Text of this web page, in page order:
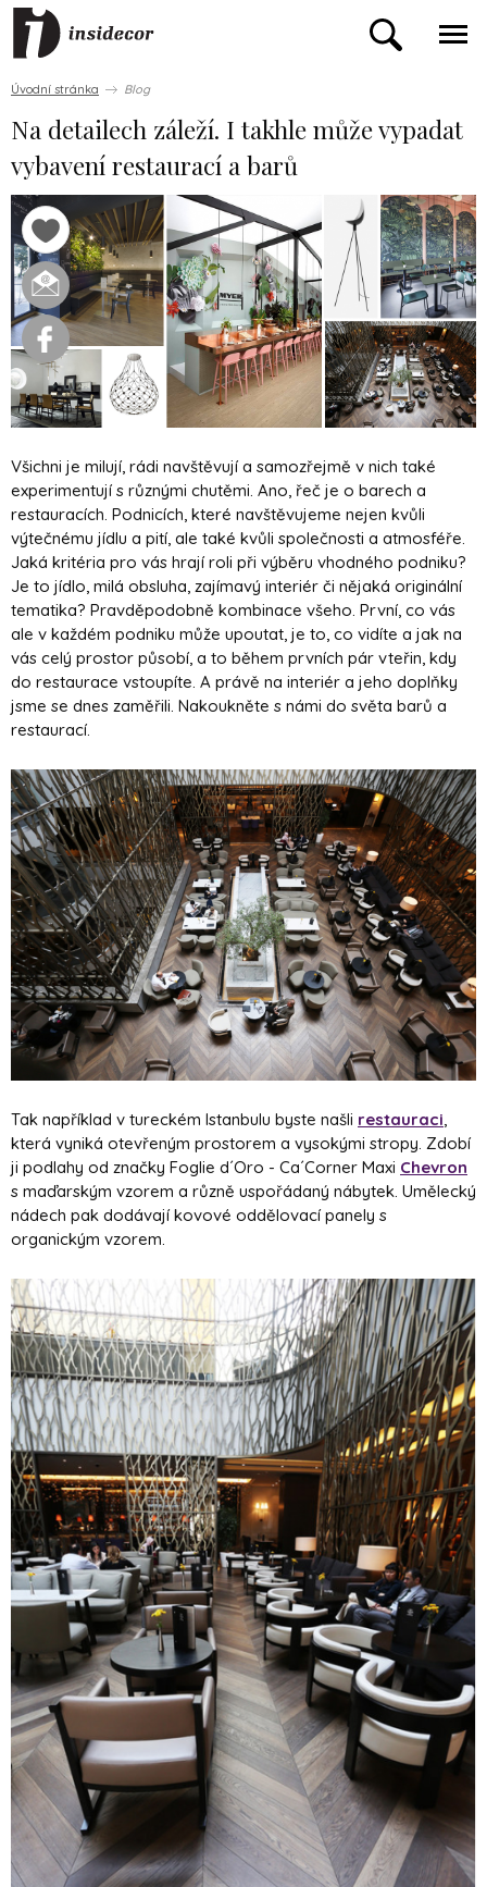
Úvodní stránka Blog
Na detailech záleží. I takhle může vypadat
vybavení restaurací a barů
Všichni je milují, rádi navštěvují a samozřejmě v nich také
experimentují s různými chutěmi. Ano, řeč je o barech a
restauracích. Podnicích, které navštěvujeme nejen kvůli
výtečnému jídlu a pití, ale také kvůli společnosti a atmosféře.
Jaká kritéria pro vás hrají roli při výběru vhodného podniku?
Je to jídlo, milá obsluha, zajímavý interiér či nějaká originální
tematika? Pravděpodobně kombinace všeho. První, co vás
ale v každém podniku může upoutat, je to, co vidíte a jak na
vás celý prostor působí, a to během prvních pár vteřin, kdy
do restaurace vstoupíte. A právě na interiér a jeho doplňky
jsme se dnes zaměřili. Nakoukněte s námi do světa barů a
restaurací.
Tak například v tureckém Istanbulu byste našli restauraci
která vyniká otevřeným prostorem a vysokými stropy. Zdobí
ji podlahy od značky Foglie d´Oro - Ca´Corner Maxi Chevron
s maďarským vzorem a různě uspořádaný nábytek. Umělecký
nádech pak dodávají kovové oddělovací panely s
organickým vzorem.